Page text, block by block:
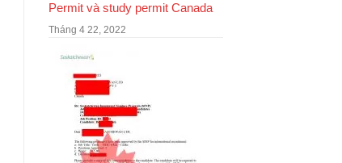
Permit và study permit Canada
Tháng 4 22, 2022